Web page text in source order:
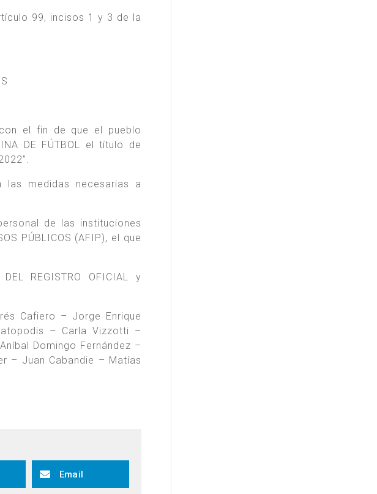
99, incisos 1 y 3 de la
el fin de que el pueblo
DE FÚTBOL el título de
las medidas necesarias a
de las instituciones
PÚBLICOS (AFIP), el que
REGISTRO OFICIAL y
Cafiero – Jorge Enrique
– Carla Vizzotti –
Domingo Fernández –
– Juan Cabandie – Matías
Email